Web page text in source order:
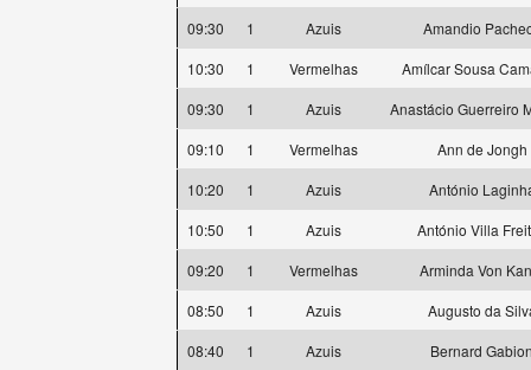
09:30
1 Azuis
Amandio
10:30
1 Vermelhas
Amílcar Sousa
09:30
1 Azuis
Anastácio Guerreiro
09:10
1 Vermelhas
Ann de Jongh
10:20
1 Azuis
António
10:50
1 Azuis
António Villa
09:20
1 Vermelhas
Arminda Von
08:50
1 Azuis
Augusto da
08:40
1 Azuis
Bernard